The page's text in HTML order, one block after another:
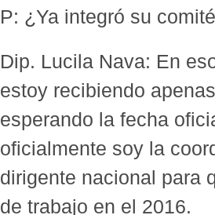
P: ¿Ya integró su
Dip. Lucila Nava: En
estoy recibiendo
esperando la fecha
oficialmente soy la
dirigente nacional para
de trabajo en el 2016.